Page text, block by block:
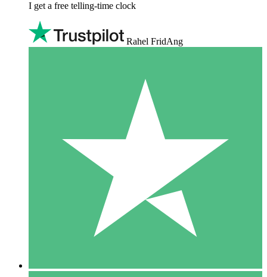
I get a free telling-time clock
Rahel FridAng